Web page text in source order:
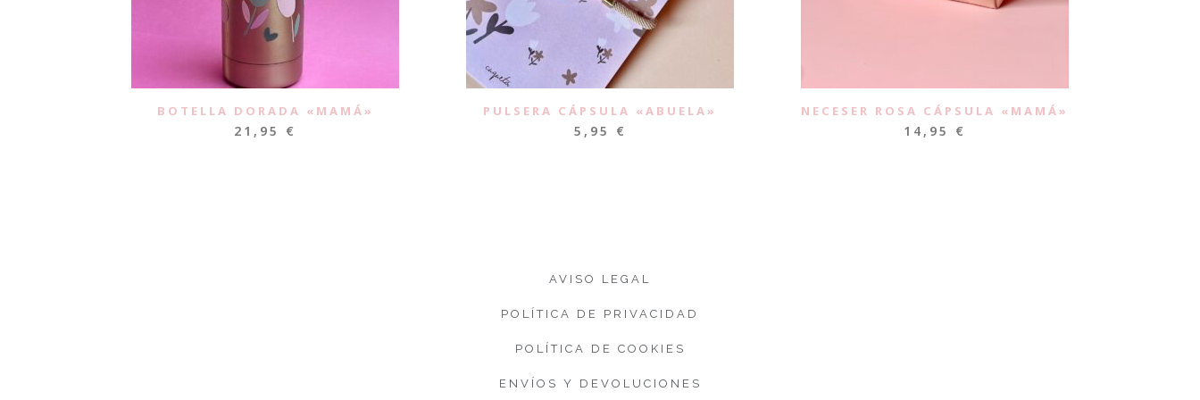
BOTELLA DORADA «MAMÁ»
21,95 €
PULSERA CÁPSULA «ABUELA»
5,95 €
NECESER ROSA CÁPSULA «MAMÁ»
14,95 €
AVISO LEGAL
POLÍTICA DE PRIVACIDAD
POLÍTICA DE COOKIES
ENVÍOS Y DEVOLUCIONES